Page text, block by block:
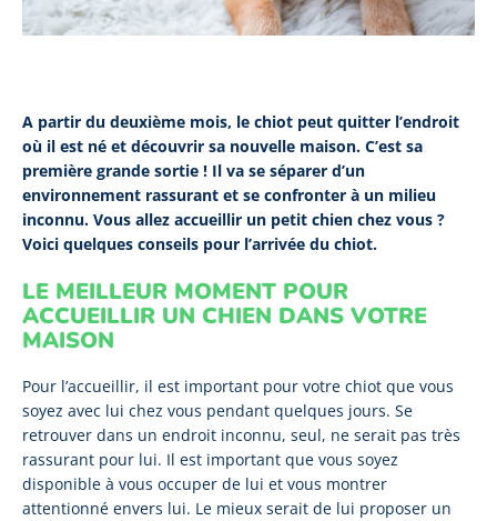
A partir du deuxième mois, le chiot peut quitter l’endroit
où il est né et découvrir sa nouvelle maison. C’est sa
première grande sortie ! Il va se séparer d’un
environnement rassurant et se confronter à un milieu
inconnu. Vous allez accueillir un petit chien chez vous ?
Voici quelques conseils pour l’arrivée du chiot.
LE MEILLEUR MOMENT POUR
ACCUEILLIR UN CHIEN DANS VOTRE
MAISON
Pour l’accueillir, il est important pour votre chiot que vous
soyez avec lui chez vous pendant quelques jours. Se
retrouver dans un endroit inconnu, seul, ne serait pas très
rassurant pour lui. Il est important que vous soyez
disponible à vous occuper de lui et vous montrer
attentionné envers lui. Le mieux serait de lui proposer un